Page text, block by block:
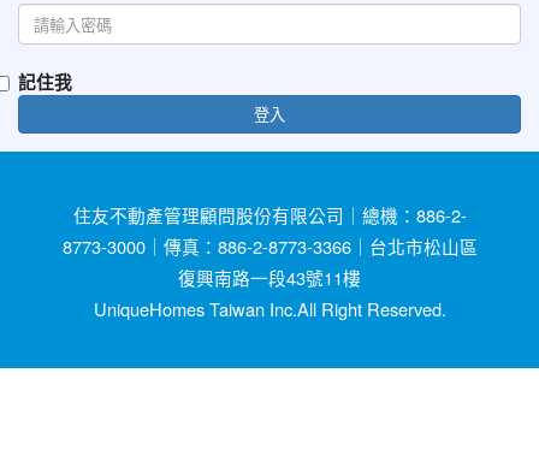
記住我
登入
住友不動產管理顧問股份有限公司｜總機：886-2-
8773-3000｜傳真：886-2-8773-3366｜台北市松山區
復興南路一段43號11樓
UniqueHomes Taiwan Inc.All Right Reserved.